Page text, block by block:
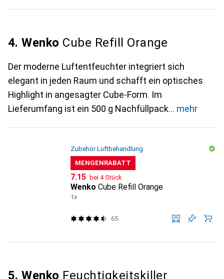
4. Wenko Cube Refill Orange
Der moderne Luftentfeuchter integriert sich
elegant in jeden Raum und schafft ein optisches
Highlight in angesagter Cube-Form. Im
Lieferumfang ist ein 500 g Nachfüllpack
mehr
Zubehör Luftbehandlung
MENGENRABATT
CHF
7.15 bei 4 Stück
Wenko Cube Refill Orange
1x
65
5. Wenko Feuchtigkeitskiller